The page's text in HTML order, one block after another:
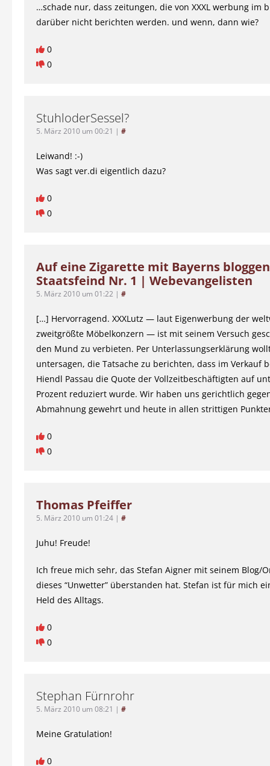
…schade nur, dass zeitungen, die von XXXL werbung im
darüber nicht berichten werden. und wenn, dann wie?
0
0
StuhloderSessel?
5. März 2010 um 00:21 | #
Leiwand! :-)
Was sagt ver.di eigentlich dazu?
0
0
Auf eine Zigarette mit Bayerns
Staatsfeind Nr. 1 | Webevangelisten
5. März 2010 um 01:22 | #
[…] Hervorragend. XXXLutz — laut Eigenwerbung der
zweitgrößte Möbelkonzern — ist mit seinem Versuch
den Mund zu verbieten. Per Unterlassungserklärung
untersagen, die Tatsache zu berichten, dass im Verkauf
Hiendl Passau die Quote der Vollzeitbeschäftigten auf
Prozent reduziert wurde. Wir haben uns gerichtlich
Abmahnung gewehrt und heute in allen strittigen
0
0
Thomas Pfeiffer
5. März 2010 um 01:24 | #
Juhu! Freude!
Ich freue mich sehr, das Stefan Aigner mit seinem Blog/
dieses “Unwetter” überstanden hat. Stefan ist für mich
Held des Alltags.
0
0
Stephan Fürnrohr
5. März 2010 um 08:21 | #
Meine Gratulation!
0